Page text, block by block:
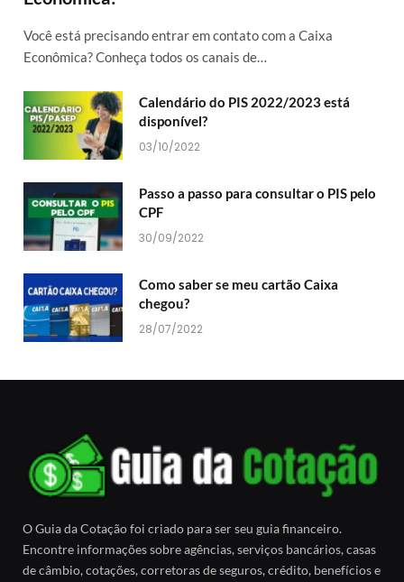
Você está precisando entrar em contato com a Caixa
Econômica? Conheça todos os canais de…
Calendário do PIS 2022/2023 está
disponível?
03/10/2022
Passo a passo para consultar o PIS pelo
CPF
30/09/2022
Como saber se meu cartão Caixa
chegou?
28/07/2022
O Guia da Cotação foi criado para ser seu guia financeiro.
Encontre informações sobre agências, serviços bancários, casas
de câmbio, cotações, corretoras de seguros, crédito, benefícios e